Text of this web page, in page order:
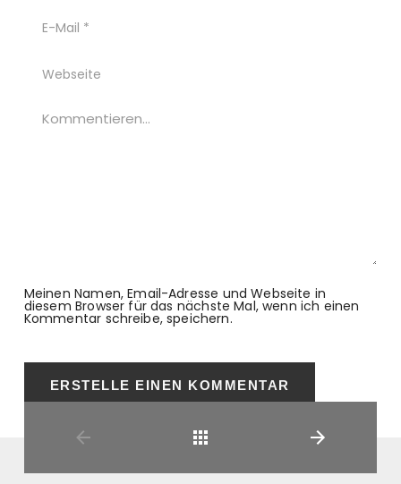
Meinen Namen, Email-Adresse und Webseite in
diesem Browser für das nächste Mal, wenn ich einen
Kommentar schreibe, speichern.